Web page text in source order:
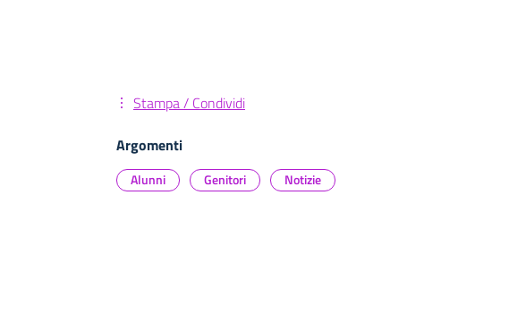
Stampa / Condividi
Argomenti
Alunni Genitori Notizie